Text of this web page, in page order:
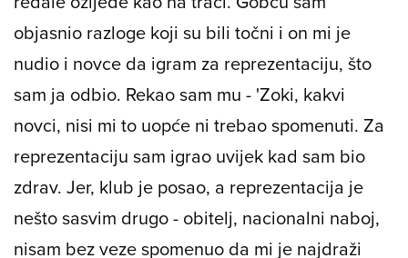
objasnio razloge koji su bili točni i on mi je
nudio i novce da igram za reprezentaciju, što
sam ja odbio. Rekao sam mu - 'Zoki, kakvi
novci, nisi mi to uopće ni trebao spomenuti. Za
reprezentaciju sam igrao uvijek kad sam bio
zdrav. Jer, klub je posao, a reprezentacija je
nešto sasvim drugo - obitelj, nacionalni naboj,
nisam bez veze spomenuo da mi je najdraži